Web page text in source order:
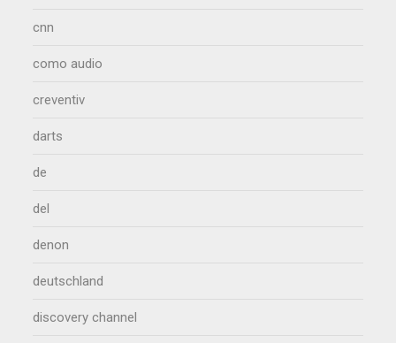
cnn
como audio
creventiv
darts
de
del
denon
deutschland
discovery channel